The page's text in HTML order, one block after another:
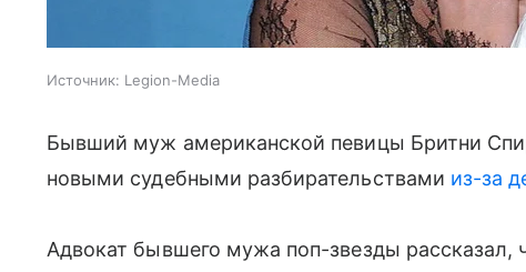
Источник: Legion-Media
Бывший муж американской певицы Бритни
новыми судебными разбирательствами из-за
Адвокат бывшего мужа поп-звезды рассказал,